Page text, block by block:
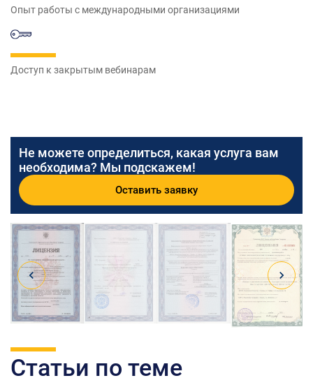
Опыт работы с международными организациями
Доступ к закрытым вебинарам
Не можете определиться, какая услуга вам
необходима? Мы подскажем!
Оставить заявку
Статьи по теме